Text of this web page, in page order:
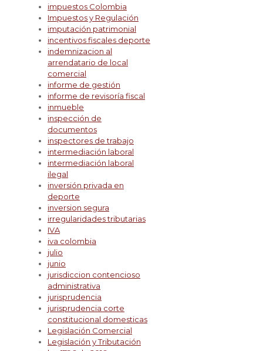
impuestos Colombia
Impuestos y Regulación
imputación patrimonial
incentivos fiscales deporte
indemnizacion al
arrendatario de local
comercial
informe de gestión
informe de revisoría fiscal
inmueble
inspección de
documentos
inspectores de trabajo
intermediación laboral
intermediación laboral
ilegal
inversión privada en
deporte
inversion segura
irregularidades tributarias
IVA
iva colombia
julio
junio
jurisdiccion contencioso
administrativa
jurisprudencia
jurisprudencia corte
constitucional domesticas
Legislación Comercial
Legislación y Tributación